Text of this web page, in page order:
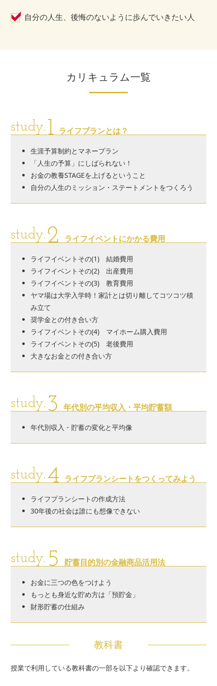
自分の人生、後悔のないように歩んでいきたい人
カリキュラム一覧
study.1 ライフプランとは？
生涯予算制約とマネープラン
「人生の予算」にしばられない！
お金の教養STAGEを上げるということ
自分の人生のミッション・ステートメントをつくろう
study.2 ライフイベントにかかる費用
ライフイベントその(1) 結婚費用
ライフイベントその(2) 出産費用
ライフイベントその(3) 教育費用
ヤマ場は大学入学時！家計とは切り離してコツコツ積
み立て
奨学金との付き合い方
ライフイベントその(4) マイホーム購入費用
ライフイベントその(5) 老後費用
大きなお金との付き合い方
study.3 年代別の平均収入・平均貯蓄額
年代別収入・貯蓄の変化と平均像
study.4 ライフプランシートをつくってみよう
ライフプランシートの作成方法
30年後の社会は誰にも想像できない
study.5 貯蓄目的別の金融商品活用法
お金に三つの色をつけよう
もっとも身近な貯め方は「預貯金」
財形貯蓄の仕組み
教科書
授業で利用している教科書の一部を以下より確認できます。